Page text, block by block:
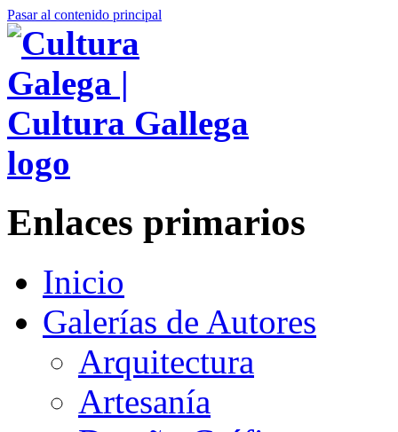
Pasar al contenido principal
Enlaces primarios
Inicio
Galerías de Autores
Arquitectura
Artesanía